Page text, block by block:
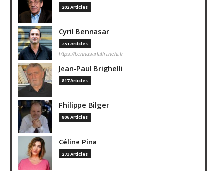
202 Articles
Cyril Bennasar
231 Articles
https://bennasarlaffranchi.fr
Jean-Paul Brighelli
817 Articles
Philippe Bilger
806 Articles
Céline Pina
273 Articles